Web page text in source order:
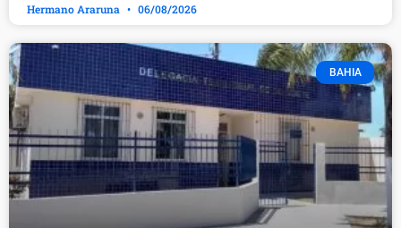
Hermano Araruna 06/08/2026
BAHIA